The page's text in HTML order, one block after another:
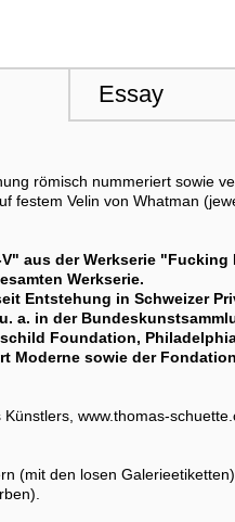
Essay
römisch nummeriert sowie
festem Velin von Whatman
aus der Werkserie "Fucking
Werkserie.
Entstehung in Schweizer
a. in der
Foundation,
Moderne sowie der
www.thomas-
(mit den losen Galerieetiketten).